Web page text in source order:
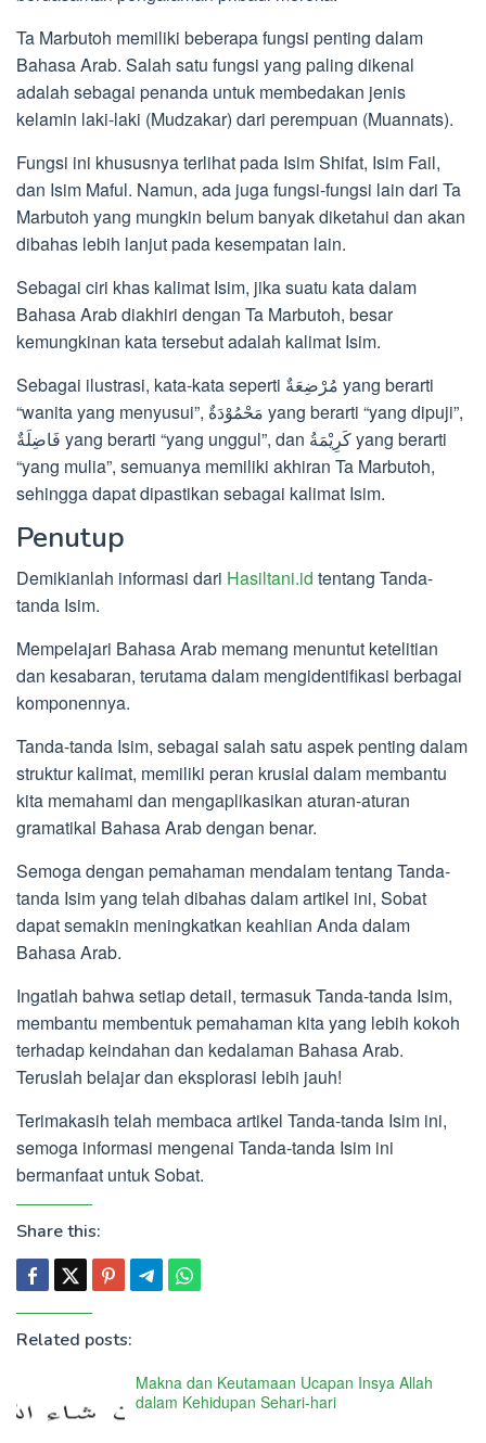
Ta Marbutoh memiliki beberapa fungsi penting dalam
Bahasa Arab. Salah satu fungsi yang paling dikenal
adalah sebagai penanda untuk membedakan jenis
kelamin laki-laki (Mudzakar) dari perempuan (Muannats).
Fungsi ini khususnya terlihat pada Isim Shifat, Isim Fail,
dan Isim Maful. Namun, ada juga fungsi-fungsi lain dari Ta
Marbutoh yang mungkin belum banyak diketahui dan akan
dibahas lebih lanjut pada kesempatan lain.
Sebagai ciri khas kalimat Isim, jika suatu kata dalam
Bahasa Arab diakhiri dengan Ta Marbutoh, besar
kemungkinan kata tersebut adalah kalimat Isim.
Sebagai ilustrasi, kata-kata seperti مُرْضِعَةٌ yang berarti
“wanita yang menyusui”, مَحْمُوْدَةٌ yang berarti “yang dipuji”,
فَاضِلَةٌ yang berarti “yang unggul”, dan كَرِيْمَةُ yang berarti
“yang mulia”, semuanya memiliki akhiran Ta Marbutoh,
sehingga dapat dipastikan sebagai kalimat Isim.
Penutup
Demikianlah informasi dari Hasiltani.id tentang Tanda-
tanda Isim.
Mempelajari Bahasa Arab memang menuntut ketelitian
dan kesabaran, terutama dalam mengidentifikasi berbagai
komponennya.
Tanda-tanda Isim, sebagai salah satu aspek penting dalam
struktur kalimat, memiliki peran krusial dalam membantu
kita memahami dan mengaplikasikan aturan-aturan
gramatikal Bahasa Arab dengan benar.
Semoga dengan pemahaman mendalam tentang Tanda-
tanda Isim yang telah dibahas dalam artikel ini, Sobat
dapat semakin meningkatkan keahlian Anda dalam
Bahasa Arab.
Ingatlah bahwa setiap detail, termasuk Tanda-tanda Isim,
membantu membentuk pemahaman kita yang lebih kokoh
terhadap keindahan dan kedalaman Bahasa Arab.
Teruslah belajar dan eksplorasi lebih jauh!
Terimakasih telah membaca artikel Tanda-tanda Isim ini,
semoga informasi mengenai Tanda-tanda Isim ini
bermanfaat untuk Sobat.
Share this:
Related posts:
Makna dan Keutamaan Ucapan Insya Allah
dalam Kehidupan Sehari-hari